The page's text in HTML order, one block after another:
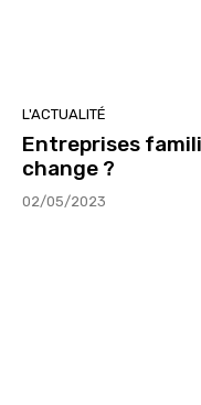
L'ACTUALITÉ
Entreprises
change ?
02/05/2023